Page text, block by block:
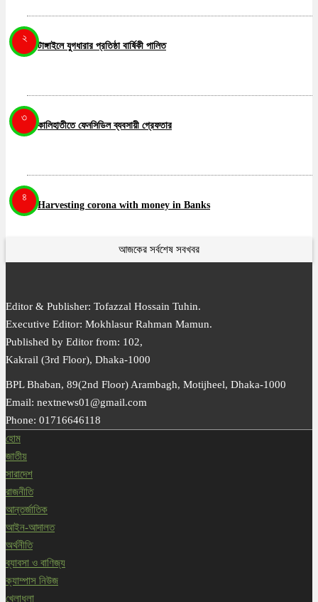
২
টাঙ্গাইলে যুগধারার প্রতিষ্ঠা বার্ষিকী পালিত
৩
কালিহাতীতে ফেনসিডিল ব্যবসায়ী গ্রেফতার
৪
Harvesting corona with money in Banks
আজকের সর্বশেষ সবখবর
Editor & Publisher: Tofazzal Hossain Tuhin.
Executive Editor: Mokhlasur Rahman Mamun.
Published by Editor from: 102,
Kakrail (3rd Floor), Dhaka-1000
BPL Bhaban, 89(2nd Floor) Arambagh, Motijheel, Dhaka-1000
Email: nextnews01@gmail.com
Phone: 01716646118
হোম
জাতীয়
সারাদেশ
রাজনীতি
আন্তর্জাতিক
আইন-আদালত
অর্থনীতি
ব্যাবসা ও বাণিজ্য
ক্যাম্পাস নিউজ
খেলাধুলা